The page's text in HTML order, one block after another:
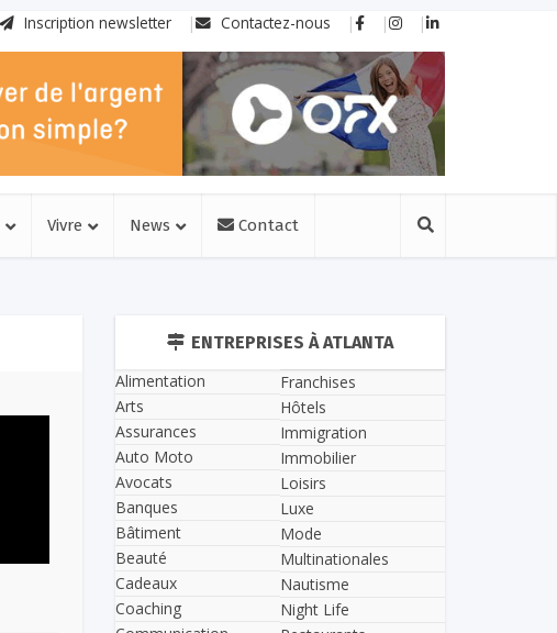
Inscription newsletter Contactez-nous
Vivre News Contact
ENTREPRISES À ATLANTA
Alimentation
Arts
Assurances
Auto Moto
Avocats
Banques
Bâtiment
Beauté
Cadeaux
Coaching
Franchises
Hôtels
Immigration
Immobilier
Loisirs
Luxe
Mode
Multinationales
Nautisme
Night Life